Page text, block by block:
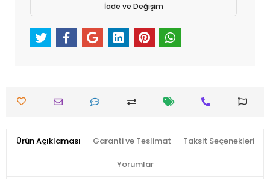
İade ve Değişim
Ürün Açıklaması Garanti ve Teslimat Taksit Seçenekleri
Yorumlar